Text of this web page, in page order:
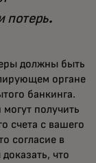
потерь.
должны быть
органе
банкинга.
получить
счета с вашего
согласие в
что